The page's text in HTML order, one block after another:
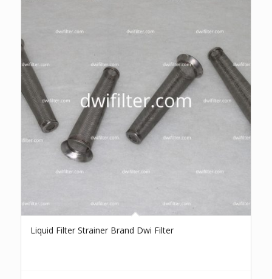
Liquid Filter Strainer Brand Dwi Filter